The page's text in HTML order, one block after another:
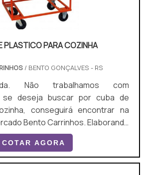
PLASTICO PARA COZINHA
/ BENTO GONÇALVES - RS
Não trabalhamos com
se deseja buscar por cuba de
conseguirá encontrar na
Bento Carrinhos. Elaborando
na vitrine que se chama
e descobrindo a melhor
do mercado.DETALHES
COTAR AGORA